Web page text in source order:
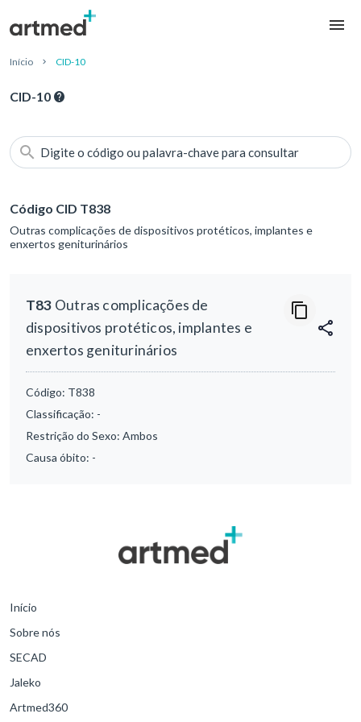
Início CID-10
CID-10
Digite o código ou palavra-chave para consultar
Código CID T838
Outras complicações de dispositivos protéticos, implantes e
enxertos geniturinários
T83 Outras complicações de
dispositivos protéticos, implantes e
enxertos geniturinários
Código: T838
Classificação: -
Restrição do Sexo: Ambos
Causa óbito: -
Início
Sobre nós
SECAD
Jaleko
Artmed360